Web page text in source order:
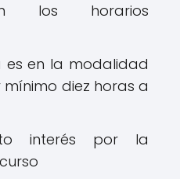
los horarios
es en la modalidad
diez horas a
interés por la